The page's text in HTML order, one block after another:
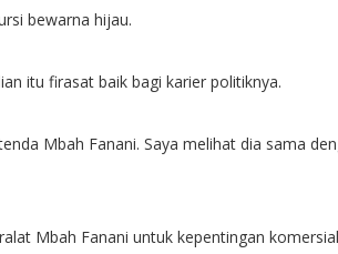
bewarna hijau.
itu firasat baik bagi karier politiknya.
Mbah Fanani. Saya melihat dia sama
Mbah Fanani untuk kepentingan